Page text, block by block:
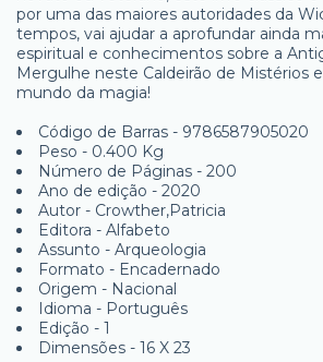
por uma das maiores autoridades da
tempos, vai ajudar a aprofundar ainda
espiritual e conhecimentos sobre a
Mergulhe neste Caldeirão de Mistérios
mundo da magia!
Código de Barras - 9786587905020
Peso - 0.400 Kg
Número de Páginas - 200
Ano de edição - 2020
Autor - Crowther,Patricia
Editora - Alfabeto
Assunto - Arqueologia
Formato - Encadernado
Origem - Nacional
Idioma - Português
Edição - 1
Dimensões - 16 X 23